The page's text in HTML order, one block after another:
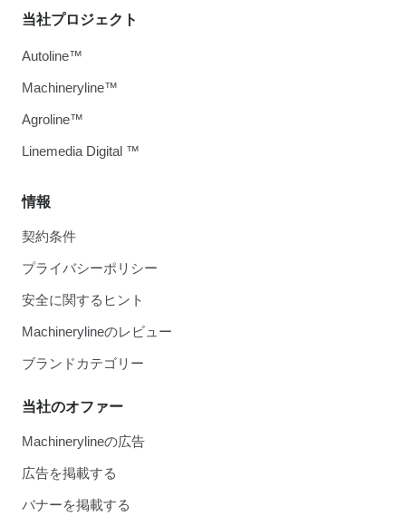
情報
契約条件
プライバシーポリシー
安全に関するヒント
Machinerylineのレビュー
ブランドカテゴリー
当社のオファー
Machinerylineの広告
広告を掲載する
バナーを掲載する
当社プロジェクト
Autoline™
Machineryline™
Agroline™
Linemedia Digital ™